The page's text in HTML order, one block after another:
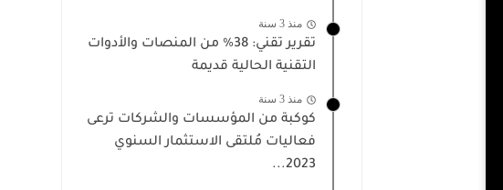
منذ 3 سنة
تقرير تقني: 38% من المنصات والأدوات
التقنية الحالية قديمة
منذ 3 سنة
كوكبة من المؤسسات والشركات ترعى
فعاليات مُلتقى الاستثمار السنوي
2023...